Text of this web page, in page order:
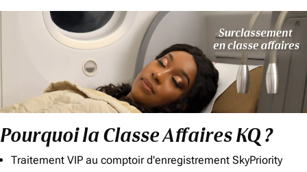
Pourquoi la Classe Affaires KQ ?
Traitement VIP au comptoir d'enregistrement SkyPriority